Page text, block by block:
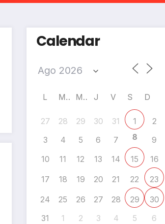
Calendar
L M M J V S D
27 28 29 30 31 1
2
3
4 5 6 7 8
9
10
11 12 13 14 15 16
17 18 19 20 21 22 23
24 25 26 27 28 29
30
31
1 2 3 4 5 6